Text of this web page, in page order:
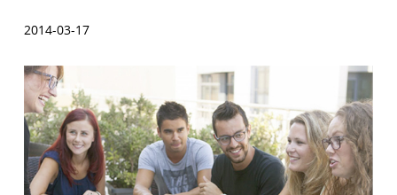
2014-03-17